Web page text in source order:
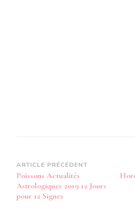
Navigation
d’article
ARTICLE PRÉCÉDENT
Poissons Actualités
Astrologiques 2019 12 Jours
pour 12 Signes